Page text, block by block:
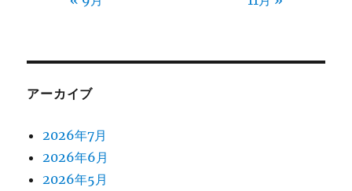
アーカイブ
2026年7月
2026年6月
2026年5月